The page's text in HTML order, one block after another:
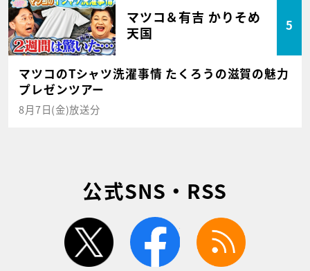
マツコ＆有吉 かりそめ
天国
5
マツコのTシャツ洗濯事情 たくろうの滋賀の魅力
プレゼンツアー
8月7日(金)放送分
公式SNS・RSS
twitter facebook